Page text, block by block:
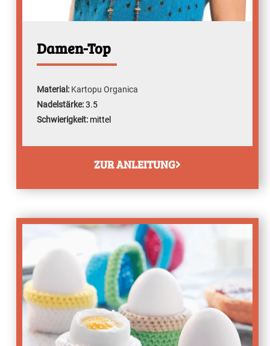
Damen-Top
Material: Kartopu Organica
Nadelstärke:3.5
Schwierigkeit: mittel
ZUR ANLEITUNG